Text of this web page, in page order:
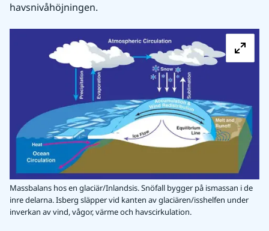
havsnivåhöjningen.
Massbalans hos en glaciär/Inlandsis. Snöfall bygger på ismassan i de
inre delarna. Isberg släpper vid kanten av glaciären/isshelfen under
inverkan av vind, vågor, värme och havscirkulation.